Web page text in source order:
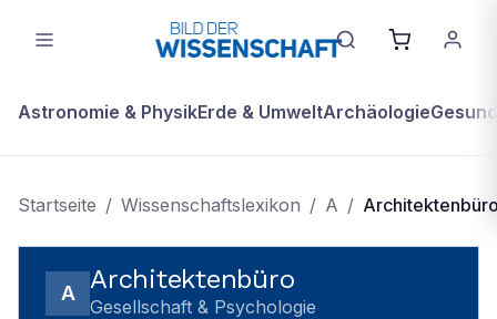
Astronomie & PhysikErde & UmweltArchäologie
Startseite / Wissenschaftslexikon / A /
A Architektenbüro
Gesellschaft & Psychologie